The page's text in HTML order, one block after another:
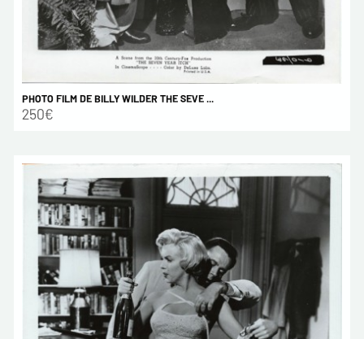
PHOTO FILM DE BILLY WILDER THE SEVE ...
250€